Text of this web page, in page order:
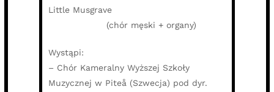
Little Musgrave
(chór męski + organy)
Wystąpi:
– Chór Kameralny Wyższej Szkoły
Muzycznej w Piteå (Szwecja) pod dyr.